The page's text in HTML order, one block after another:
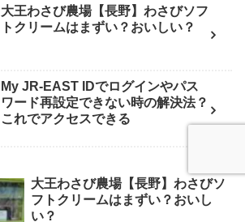
大王わさび農場【長野】わさびソフ
トクリームはまずい？おいしい？
My JR-EAST IDでログインやパス
ワード再設定できない時の解決法？
これでアクセスできる
大王わさび農場【長野】わさびソ
フトクリームはまずい？おいし
い？